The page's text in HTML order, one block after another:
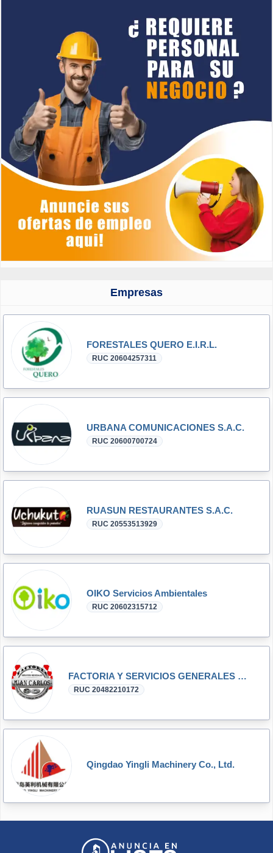
Empresas
FORESTALES QUERO E.I.R.L.
RUC 20604257311
URBANA COMUNICACIONES S.A.C.
RUC 20600700724
RUASUN RESTAURANTES S.A.C.
RUC 20553513929
OIKO Servicios Ambientales
RUC 20602315712
FACTORIA Y SERVICIOS GENERALES JUAN CARLOS EIRL
RUC 20482210172
Qingdao Yingli Machinery Co., Ltd.